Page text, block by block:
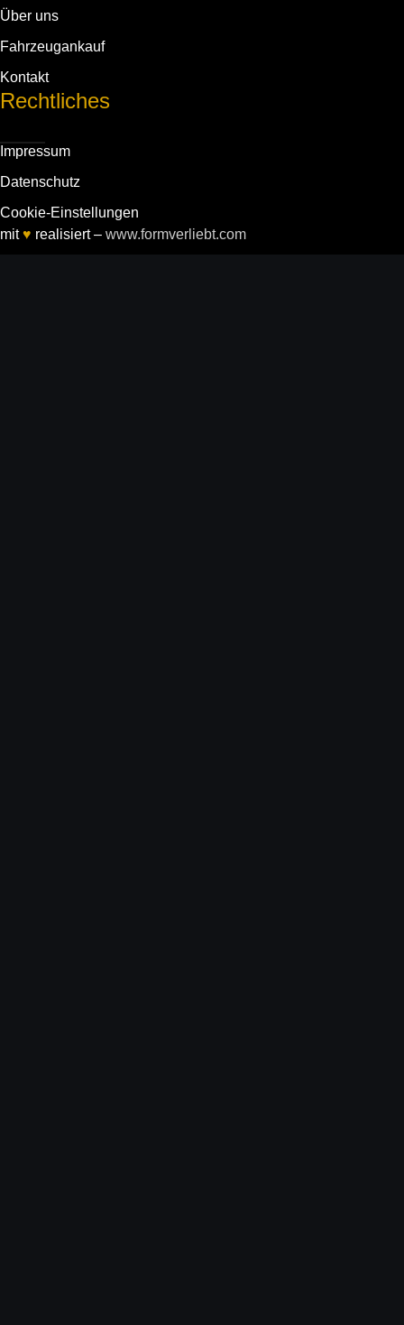
Über uns
Fahrzeug­ankauf
Kontakt
Rechtliches
Impressum
Daten­schutz
Cookie-Einstellungen
mit♥ realisiert – www.formverliebt.com